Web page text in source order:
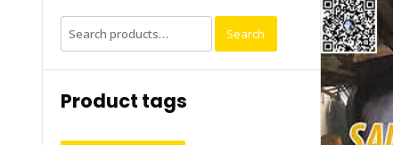
Search
for:
Search
Product tags